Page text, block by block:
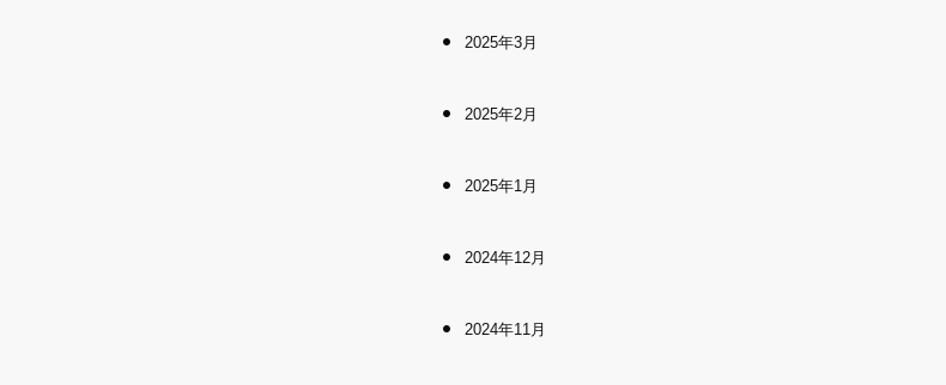
2025年3月
2025年2月
2025年1月
2024年12月
2024年11月